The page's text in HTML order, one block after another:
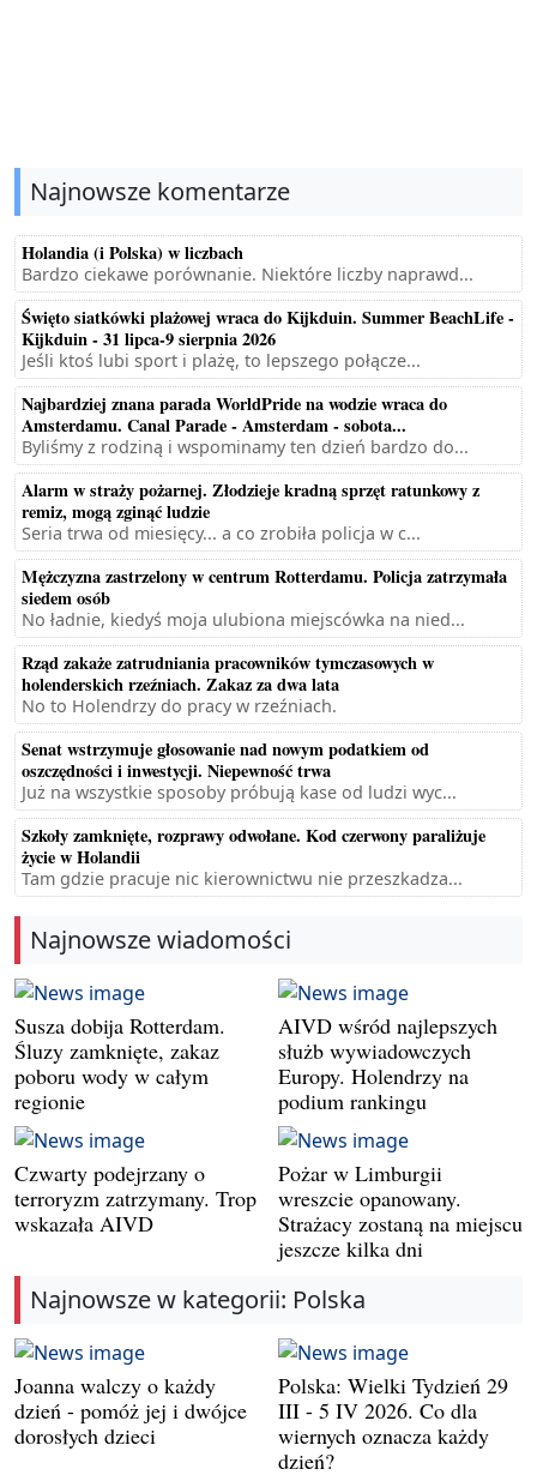
Najnowsze komentarze
Holandia (i Polska) w liczbach
Bardzo ciekawe porównanie. Niektóre liczby naprawd...
Święto siatkówki plażowej wraca do Kijkduin. Summer BeachLife -
Kijkduin - 31 lipca-9 sierpnia 2026
Jeśli ktoś lubi sport i plażę, to lepszego połącze...
Najbardziej znana parada WorldPride na wodzie wraca do
Amsterdamu. Canal Parade - Amsterdam - sobota...
Byliśmy z rodziną i wspominamy ten dzień bardzo do...
Alarm w straży pożarnej. Złodzieje kradną sprzęt ratunkowy z
remiz, mogą zginąć ludzie
Seria trwa od miesięcy... a co zrobiła policja w c...
Mężczyzna zastrzelony w centrum Rotterdamu. Policja zatrzymała
siedem osób
No ładnie, kiedyś moja ulubiona miejscówka na nied...
Rząd zakaże zatrudniania pracowników tymczasowych w
holenderskich rzeźniach. Zakaz za dwa lata
No to Holendrzy do pracy w rzeźniach.
Senat wstrzymuje głosowanie nad nowym podatkiem od
oszczędności i inwestycji. Niepewność trwa
Już na wszystkie sposoby próbują kase od ludzi wyc...
Szkoły zamknięte, rozprawy odwołane. Kod czerwony paraliżuje
życie w Holandii
Tam gdzie pracuje nic kierownictwu nie przeszkadza...
Najnowsze wiadomości
Susza dobija Rotterdam.
Śluzy zamknięte, zakaz
poboru wody w całym
regionie
AIVD wśród najlepszych
służb wywiadowczych
Europy. Holendrzy na
podium rankingu
Czwarty podejrzany o
terroryzm zatrzymany. Trop
wskazała AIVD
Pożar w Limburgii
wreszcie opanowany.
Strażacy zostaną na miejscu
jeszcze kilka dni
Najnowsze w kategorii: Polska
Joanna walczy o każdy
dzień - pomóż jej i dwójce
dorosłych dzieci
Polska: Wielki Tydzień 29
III - 5 IV 2026. Co dla
wiernych oznacza każdy
dzień?